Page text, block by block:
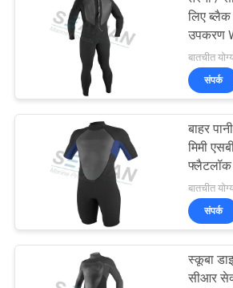
नाव सुरक्षा सीढ़ी
पानी के खेल
लिए ब्लैक
उपकरण
बातचीत
संपर्क
बाहर
मिमी
बातचीत
संपर्क
स्कूबा
सीआर